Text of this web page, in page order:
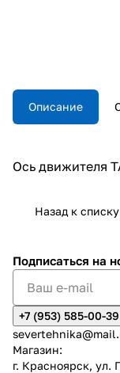
Описание
Ось движителя
Назад к списку
Подписаться на
+7 (953) 585-00-39
Магазин:
г. Красноярск, ул.